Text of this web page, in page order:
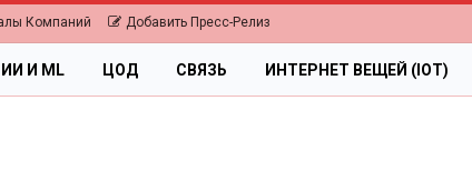
Компаний Добавить Пресс-Релиз
ИИ И ML ЦОД СВЯЗЬ ИНТЕРНЕТ ВЕЩЕЙ (IOT)